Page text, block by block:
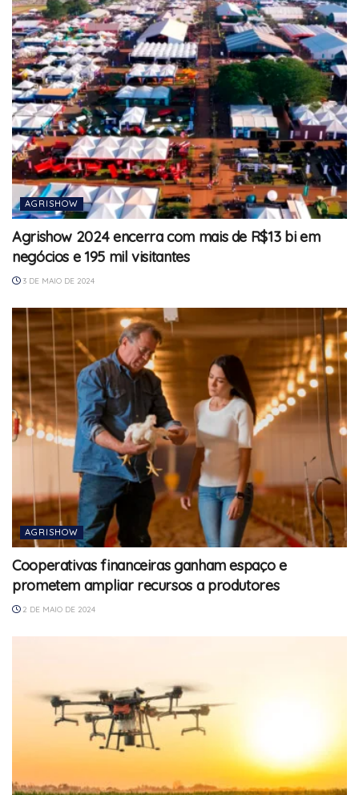
AGRISHOW
Agrishow 2024 encerra com mais de R$13 bi em
negócios e 195 mil visitantes
3 DE MAIO DE 2024
AGRISHOW
Cooperativas financeiras ganham espaço e
prometem ampliar recursos a produtores
2 DE MAIO DE 2024